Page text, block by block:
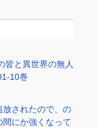
皆と異世界の無人
10巻
放されたので、の
にか強くなって